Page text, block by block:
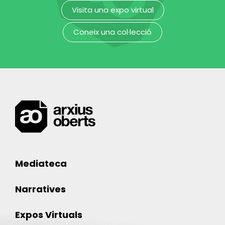
Visita una expo virtual
Coneix una col·lecció
Mediateca
Narratives
Expos Virtuals